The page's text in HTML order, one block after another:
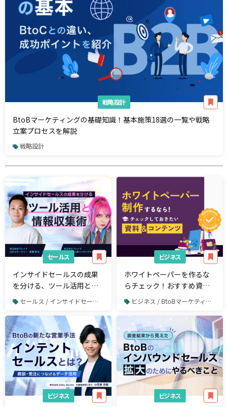
戦略設計
BtoBマーケティングの基礎知識！基本施策18選の一覧や戦略
立案プロセスを解説
戦略設計
セールス
インサイドセールスの成果
を分ける、ツール活用と情
報収集術
セールス / インサイドセールス
ビジネス
ホワイトペーパーを作るな
らチェック！おすすめ資
料・コンテンツまとめ
ビジネス / BtoBマーケティング
ビジネス ビジネス